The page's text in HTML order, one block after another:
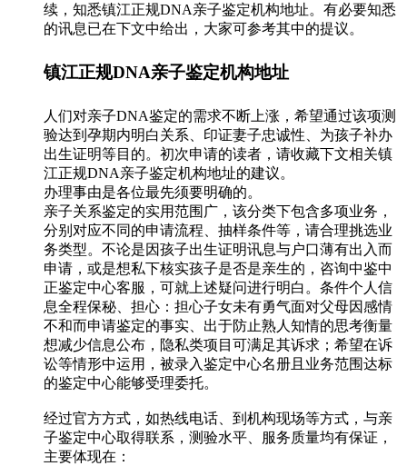
续，知悉镇江正规DNA亲子鉴定机构地址。有必要知悉
的讯息已在下文中给出，大家可参考其中的提议。
镇江正规DNA亲子鉴定机构地址
人们对亲子DNA鉴定的需求不断上涨，希望通过该项测
验达到孕期内明白关系、印证妻子忠诚性、为孩子补办
出生证明等目的。初次申请的读者，请收藏下文相关镇
江正规DNA亲子鉴定机构地址的建议。
办理事由是各位最先须要明确的。
亲子关系鉴定的实用范围广，该分类下包含多项业务，
分别对应不同的申请流程、抽样条件等，请合理挑选业
务类型。不论是因孩子出生证明讯息与户口薄有出入而
申请，或是想私下核实孩子是否是亲生的，咨询中鉴中
正鉴定中心客服，可就上述疑问进行明白。条件个人信
息全程保秘、担心：担心子女未有勇气面对父母因感情
不和而申请鉴定的事实、出于防止熟人知情的思考衡量
想减少信息公布，隐私类项目可满足其诉求；希望在诉
讼等情形中运用，被录入鉴定中心名册且业务范围达标
的鉴定中心能够受理委托。
经过官方方式，如热线电话、到机构现场等方式，与亲
子鉴定中心取得联系，测验水平、服务质量均有保证，
主要体现在：